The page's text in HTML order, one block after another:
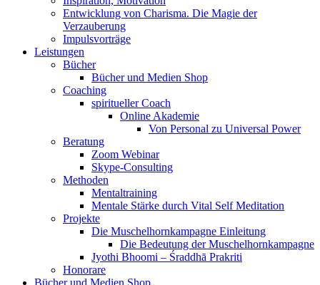
Entwicklung von Charisma. Die Magie der
Verzauberung
Impulsvorträge
Leistungen
Bücher
Bücher und Medien Shop
Coaching
spiritueller Coach
Online Akademie
Von Personal zu Universal Power
Beratung
Zoom Webinar
Skype-Consulting
Methoden
Mentaltraining
Mentale Stärke durch Vital Self Meditation
Projekte
Die Muschelhornkampagne Einleitung
Die Bedeutung der Muschelhornkampagne
Jyothi Bhoomi – Śraddhā Prakriti
Honorare
Bücher und Medien Shop